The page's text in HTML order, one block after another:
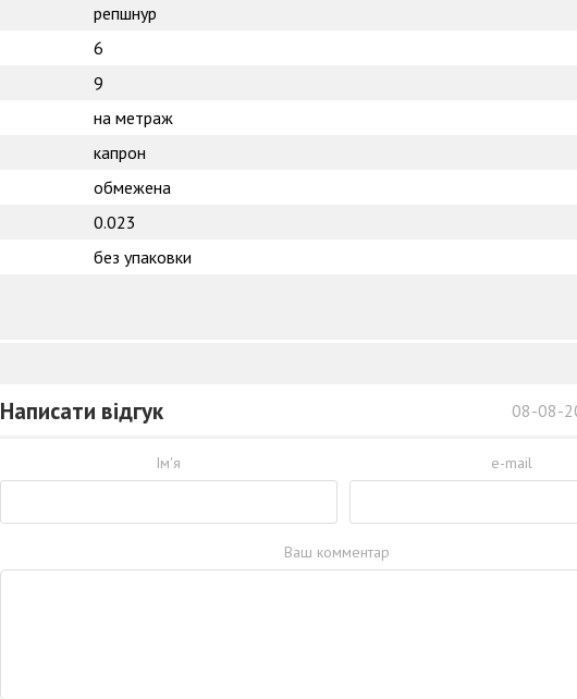
репшнур
6
9
на метраж
капрон
обмежена
0.023
без упаковки
Написати відгук 08-08-
Ім'я e-mail
Ваш комментар